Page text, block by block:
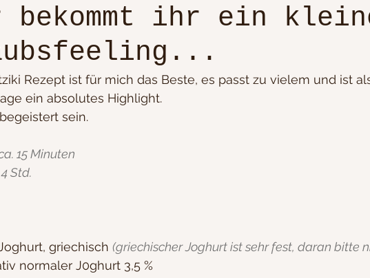
leichtes essen Plätzchenrezepte von Oma Nudeln
Buffetvorschläge
Griechisch...
bekommt ihr ein
Rezept ist für mich das Beste, es passt zu vielem und ist
ein absolutes Highlight.
sein.
15 Minuten
Std.
griechisch (griechischer Joghurt ist sehr fest, daran bitte
normaler J0ghurt 3,5 %